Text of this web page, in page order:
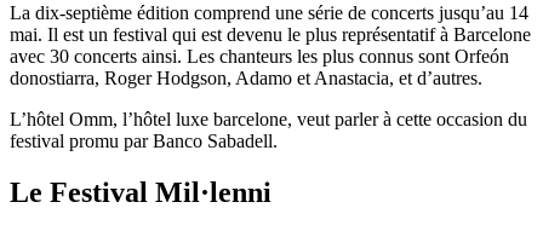
La dix-septième édition comprend une série de concerts jusqu’au 14
mai. Il est un festival qui est devenu le plus représentatif à Barcelone
avec 30 concerts ainsi. Les chanteurs les plus connus sont Orfeón
donostiarra, Roger Hodgson, Adamo et Anastacia, et d’autres.
L’hôtel Omm, l’hôtel luxe barcelone, veut parler à cette occasion du
festival promu par Banco Sabadell.
Le Festival Mil·lenni